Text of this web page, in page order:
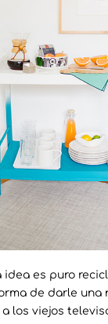
es puro
de darle una
los viejos